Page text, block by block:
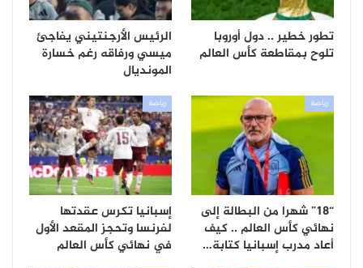
تطور خطير .. دول أوروبا
تلوح بمقاطعة كأس العالم
الرئيس الأرجنتيني يفاجئ
ميسي ورفاقه رغم خسارة
المونديال
رياضة
“18” شهرا من البطالة إلى
نهائي كأس العالم .. كيف
أعاد مدرب إسبانيا كتابة…
رياضة
إسبانيا تكرس عقدتها
لفرنسا وتحجز المقعد الأول
في نهائي كأس العالم